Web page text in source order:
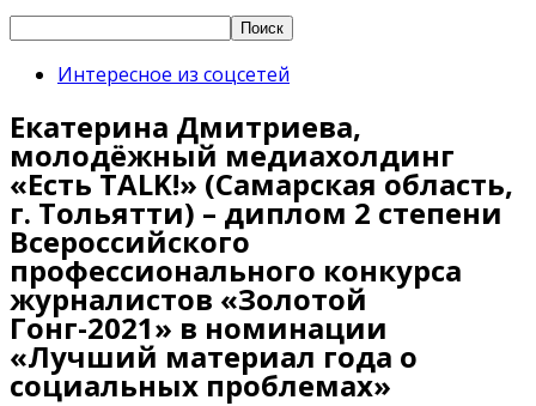
Интересное из соцсетей
Екатерина Дмитриева,
молодёжный медиахолдинг
«Есть TALK!» (Самарская область,
г. Тольятти) – диплом 2 степени
Всероссийского
профессионального конкурса
журналистов «Золотой
Гонг-2021» в номинации
«Лучший материал года о
социальных проблемах»